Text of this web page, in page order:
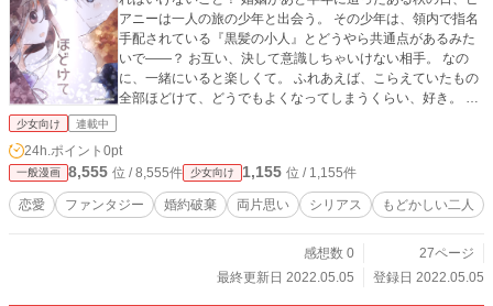
アニーは一人の旅の少年と出会う。 その少年は、領内で指名
手配されている『黒髪の小人』とどうやら共通点があるみた
いで――？ お互い、決して意識しちゃいけない相手。 なの
に、一緒にいると楽しくて。 ふれあえば、こらえていたもの
全部ほどけて、どうでもよくなってしまうくらい、好き。 報
素敵なカラー表紙はうおはる様（@uouoharuharu）より。
原作小説（小説家になろう） https://ncode.syosetu.com/n944
9gj/ https://ncode.syosetu.com/n4972fz/
少女向け 連載中
24h.ポイント 0pt
一般漫画 8,555 位 / 8,555件 少女向け 1,155 位 / 1,155件
恋愛 ファンタジー 婚約破棄 両片思い シリアス もどかしい二人
感想数 0
27ページ
最終更新日 2022.05.05
登録日 2022.05.05